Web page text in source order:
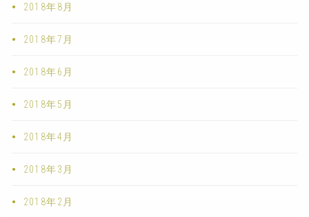
2018年8月
2018年7月
2018年6月
2018年5月
2018年4月
2018年3月
2018年2月